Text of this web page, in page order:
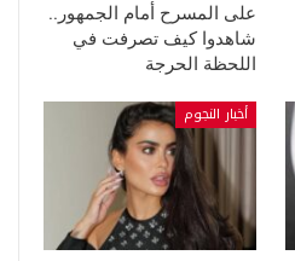
على المسرح أمام الجمهور..
شاهدوا كيف تصرفت في
اللحظة الحرجة
أخبار النجوم